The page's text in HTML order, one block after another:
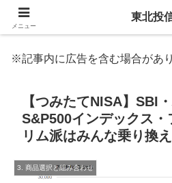
※記事内に広告を含む場合があ
【つみたてNISA】SBI
S&P500インデックス・
リム派はみんな乗り換え
3. 商品選択と組み合わせ
メニュー
東北投